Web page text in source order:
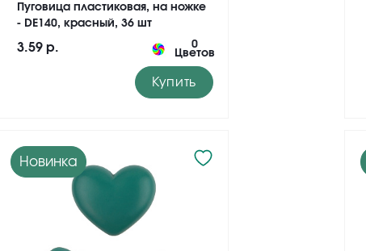
Пуговица пластиковая, на ножке
- DE140, красный, 36 шт
3.59 р. 0
Цветов
Купить
Новинка